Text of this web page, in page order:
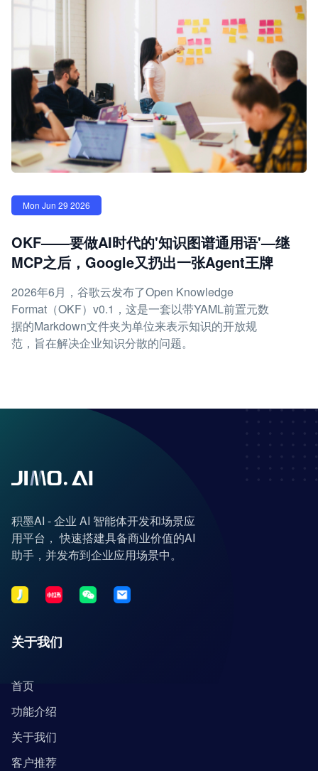
Mon Jun 29 2026
OKF——要做AI时代的'知识图谱通用语'—继
MCP之后，Google又扔出一张Agent王牌
2026年6月，谷歌云发布了Open Knowledge
Format（OKF）v0.1，这是一套以带YAML前置元数
据的Markdown文件夹为单位来表示知识的开放规
范，旨在解决企业知识分散的问题。
积墨AI - 企业 AI 智能体开发和场景应
用平台， 快速搭建具备商业价值的AI
助手，并发布到企业应用场景中。
关于我们
首页
功能介绍
关于我们
客户推荐